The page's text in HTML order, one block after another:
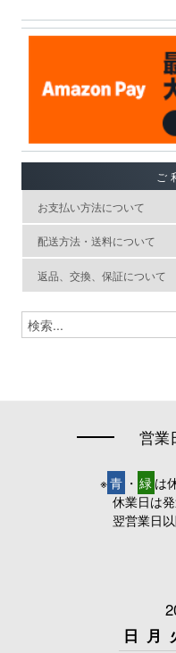
ご
お支払い方法について
配送方法・送料について
返品、交換、保証について
営業
※青 ・ 緑 は
休業日は発
翌営業日以
日 月